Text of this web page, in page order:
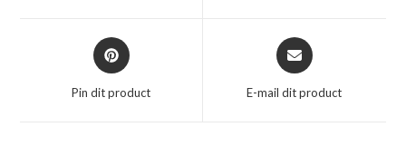
Opent
in
nieuw
Pin dit product
Opent
in
nieuw
E-mail dit product